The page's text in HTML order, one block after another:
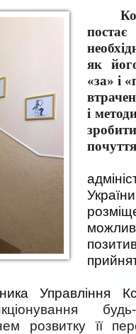
як
«за» і
і
Управління
будь-
розвитку її